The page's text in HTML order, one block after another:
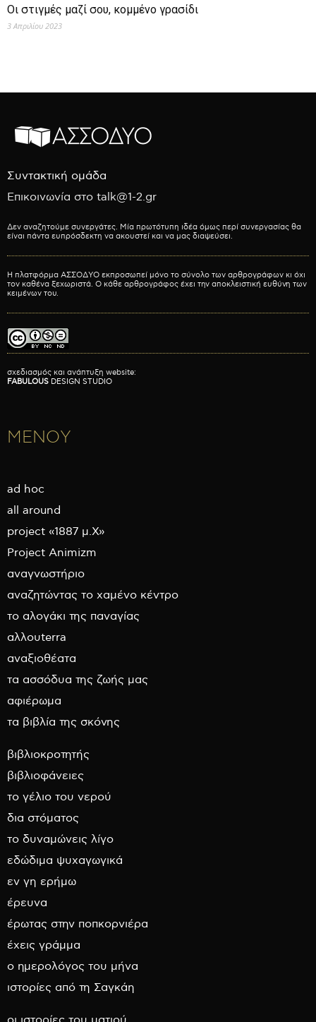
Οι στιγμές μαζί σου, κομμένο γρασίδι
3 Απριλίου 2023
Συντακτική ομάδα
Επικοινωνία στο talk@1-2.gr
Δεν αναζητούμε συνεργάτες. Μία πρωτότυπη ιδέα όμως περί συνεργασίας θα
είναι πάντα ευπρόσδεκτη να ακουστεί και να μας διαψεύσει.
Η πλατφόρμα ΑΣΣΟΔΥΟ εκπροσωπεί μόνο το σύνολο των αρθρογράφων κι όχι
τον καθένα ξεχωριστά. Ο κάθε αρθρογράφος έχει την αποκλειστική ευθύνη των
κειμένων του.
σχεδιασμός και ανάπτυξη website:
FABULOUS DESIGN STUDIO
ΜΕΝΟΥ
ad hoc
all around
project «1887 μ.Χ»
Project Animizm
αναγνωστήριο
αναζητώντας το χαμένο κέντρο
το αλογάκι της παναγίας
αλλουterra
αναξιοθέατα
τα ασσόδυα της ζωής μας
αφιέρωμα
τα βιβλία της σκόνης
βιβλιοκροτητής
βιβλιοφάνειες
το γέλιο του νερού
δια στόματος
το δυναμώνεις λίγο
εδώδιμα ψυχαγωγικά
εν γη ερήμω
έρευνα
έρωτας στην ποπκορνιέρα
έχεις γράμμα
ο ημερολόγος του μήνα
ιστορίες από τη Σαγκάη